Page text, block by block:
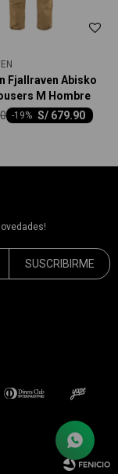
Fjallraven Abisko
M Hombre
S/ 679.90
-19
SUSCRIBIRME